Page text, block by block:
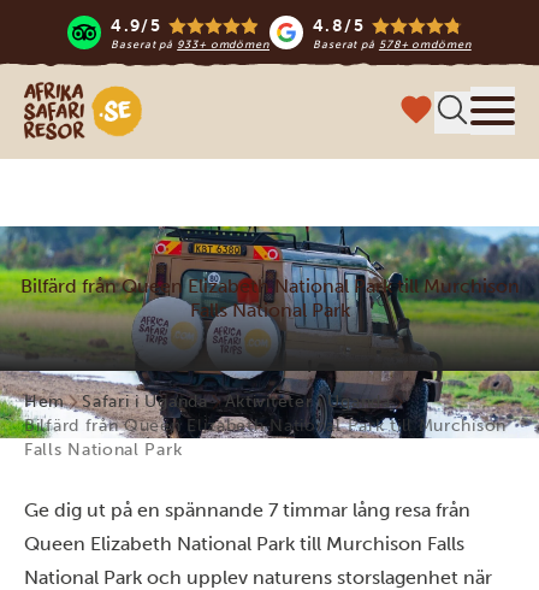
4.9/5
Baserat på 933+ omdömen
4.8/5
Baserat på 578+ omdömen
Safari-resor i Afrika
Bilfärd från Queen Elizabeth National Park till Murchison
Falls National Park
Hem Safari i Uganda
Aktiviteter i Uganda
Bilfärd från Queen Elizabeth National Park till Murchison
Falls National Park
Ge dig ut på en spännande 7 timmar lång resa från
Queen Elizabeth National Park till Murchison Falls
National Park och upplev naturens storslagenhet när